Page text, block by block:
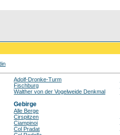
Adolf-Dronke-Turm
Fischburg
Walther von der Vogelweide Denkmal
Gebirge
Alle Berge
Cirspitzen
Ciampinoi
Col Pradat